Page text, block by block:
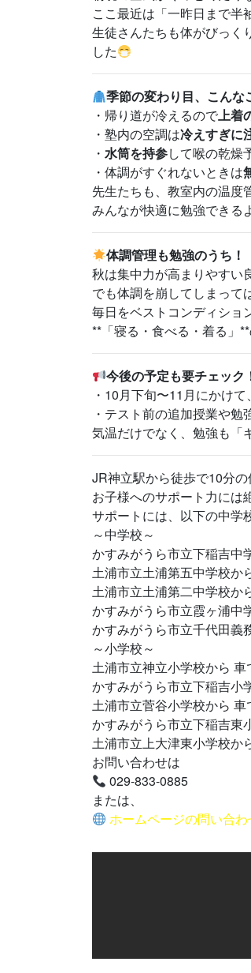
ここ最近は「一昨日まで半
生徒さんたちも体がびっく
した
季節の変わり目、こんな
・帰り道が冷えるので上着
・塾内の空調は冷えすぎに
・ 水筒を持参して喉の乾燥
・体調がすぐれないときは
先生たちも、教室内の温度
みんなが快適に勉強できる
体調管理も勉強のうち！
秋は集中力が高まりやすい
でも体調を崩してしまって
毎日をベストコンディショ
**「寝る・食べる・着る」
今後の予定も要チェック
・10月下旬〜11月にかけ
・テスト前の追加授業や
気温だけでなく、勉強も「
JR神立駅から徒歩で10分の
お子様へのサポート力には
サポートには、以下の中学
～中学校～
かすみがうら市立下稲吉中
土浦市立土浦第五中学校か
土浦市立土浦第二中学校か
かすみがうら市立霞ヶ浦中
かすみがうら市立千代田義
～小学校～
土浦市立神立小学校から 車
かすみがうら市立下稲吉小
土浦市立菅谷小学校から 車
かすみがうら市立下稲吉東
土浦市立上大津東小学校か
お問い合わせは
029-833-0885
または、
ホームページの問い合